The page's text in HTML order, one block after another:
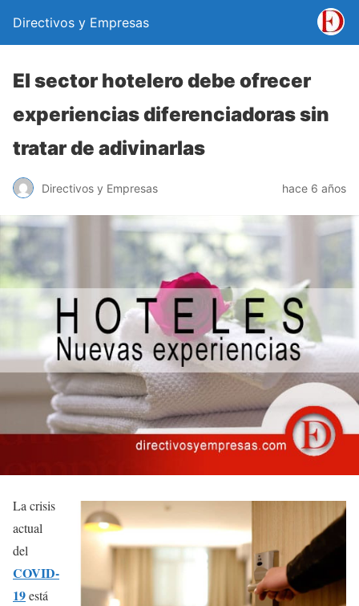
Directivos y Empresas
El sector hotelero debe ofrecer
experiencias diferenciadoras sin
tratar de adivinarlas
Directivos y Empresas hace 6 años
La crisis
actual
del
COVID-
19está